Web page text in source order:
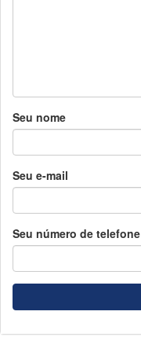
Seu nome
Seu e-mail
Seu número de telefone